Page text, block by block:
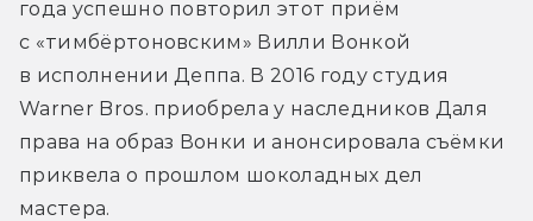
года успешно повторил этот приём
с «тимбёртоновским» Вилли Вонкой
в исполнении Деппа. В 2016 году студия
Warner Bros. приобрела у наследников Даля
права на образ Вонки и анонсировала съёмки
приквела о прошлом шоколадных дел
мастера.